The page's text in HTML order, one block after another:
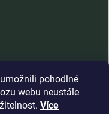
pohodlné
webu neustále
Více